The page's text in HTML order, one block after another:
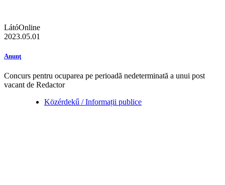
LátóOnline
2023.05.01
Anunţ
Concurs pentru ocuparea pe perioadă nedeterminată a unui post
vacant de Redactor
Közérdekű / Informații publice